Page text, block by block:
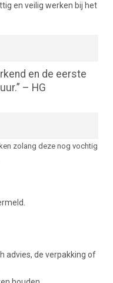
en veilig werken bij het
en de eerste
– HG
zolang deze nog vochtig
advies, de verpakking of